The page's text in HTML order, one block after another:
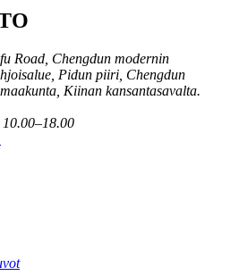
Road, Chengdun modernin
Pidun piiri, Chengdun
Kiinan kansantasavalta.